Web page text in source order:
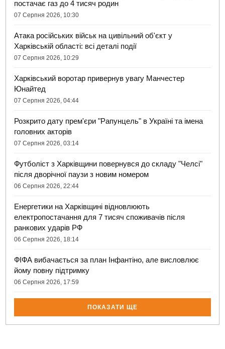
постачає газ до 4 тисяч родин
07 Серпня 2026, 10:30
Атака російських військ на цивільний об'єкт у
Харківській області: всі деталі події
07 Серпня 2026, 10:29
Харківський воротар привернув увагу Манчестер
Юнайтед
07 Серпня 2026, 04:44
Розкрито дату прем'єри "Рапунцель" в Україні та імена
головних акторів
07 Серпня 2026, 03:14
Футболіст з Харківщини повернувся до складу "Челсі"
після дворічної паузи з новим номером
06 Серпня 2026, 22:44
Енергетики на Харківщині відновлюють
електропостачання для 7 тисяч споживачів після
ранкових ударів РФ
06 Серпня 2026, 18:14
ФІФА вибачається за план Інфантіно, але висловлює
йому повну підтримку
06 Серпня 2026, 17:59
ПОКАЗАТИ ЩЕ